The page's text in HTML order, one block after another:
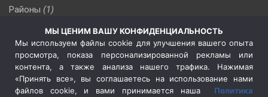
Районы (1)
(510)
Сельское хозяйство (3)
Социальная политика
(3)
Спецоперация в Украине
Спецоперация на Украине
(404)
МЫ ЦЕНИМ ВАШУ КОНФИДЕНЦИАЛЬНОСТЬ
Мы используем файлы cookie для улучшения вашего опыта
просмотра, показа персонализированной рекламы или
контента, а также анализа нашего трафика. Нажимая
«Принять все», вы соглашаетесь на использование нами
файлов cookie, и вами принимается наша Политика